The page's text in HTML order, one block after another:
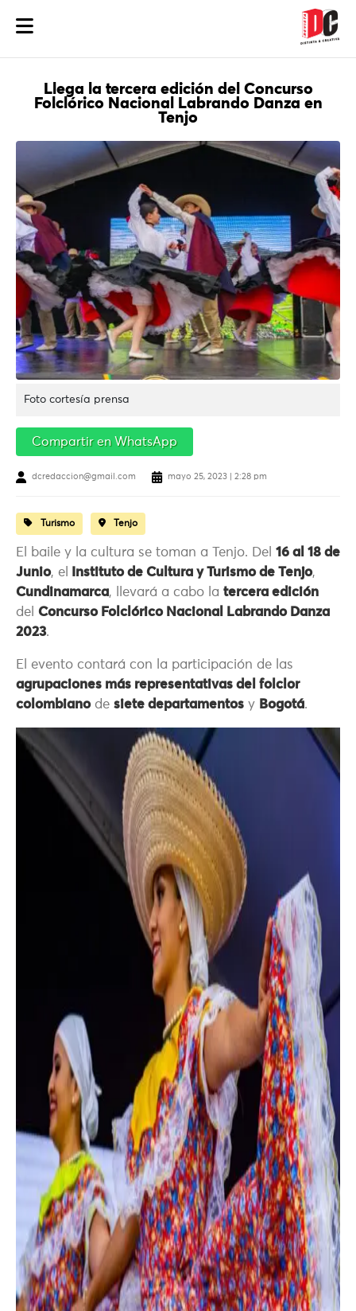
Llega la tercera edición del Concurso
Folclórico Nacional Labrando Danza en
Tenjo
Foto cortesía prensa
Compartir en WhatsApp
dcredaccion@gmail.com mayo 25, 2023 | 2:28 pm
Turismo Tenjo
El baile y la cultura se toman a Tenjo. Del 16 al 18 de
Junio, el Instituto de Cultura y Turismo de Tenjo,
Cundinamarca, llevará a cabo la tercera edición
del Concurso Folclórico Nacional Labrando Danza
2023.
El evento contará con la participación de las
agrupaciones más representativas del folclor
colombianode siete departamentos y Bogotá.